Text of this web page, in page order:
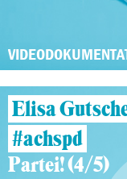
Elisa
#achspd
Partei! (4/5)